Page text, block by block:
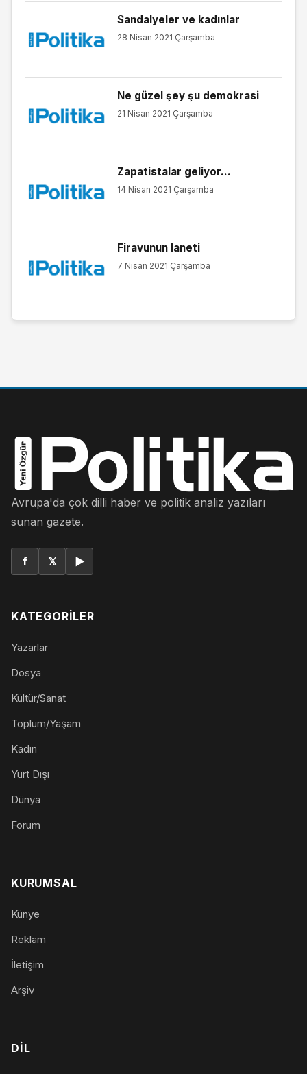
Sandalyeler ve kadınlar
28 Nisan 2021 Çarşamba
Ne güzel şey şu demokrasi
21 Nisan 2021 Çarşamba
Zapatistalar geliyor…
14 Nisan 2021 Çarşamba
Firavunun laneti
7 Nisan 2021 Çarşamba
Avrupa'da çok dilli haber ve politik analiz yazıları
sunan gazete.
f 𝕏 ▶
KATEGORILER
Yazarlar
Dosya
Kültür/Sanat
Toplum/Yaşam
Kadın
Yurt Dışı
Dünya
Forum
KURUMSAL
Künye
Reklam
İletişim
Arşiv
DIL